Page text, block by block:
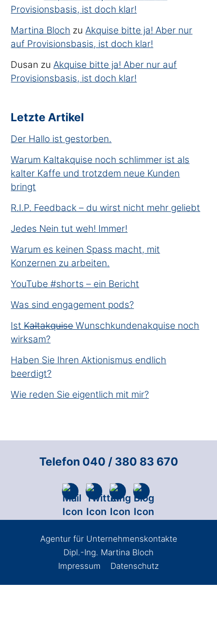
Provisionsbasis, ist doch klar!
Martina Bloch zu Akquise bitte ja! Aber nur
auf Provisionsbasis, ist doch klar!
Dusan zu Akquise bitte ja! Aber nur auf
Provisionsbasis, ist doch klar!
Letzte Artikel
Der Hallo ist gestorben.
Warum Kaltakquise noch schlimmer ist als
kalter Kaffe und trotzdem neue Kunden
bringt
R.I.P. Feedback – du wirst nicht mehr geliebt
Jedes Nein tut weh! Immer!
Warum es keinen Spass macht, mit
Konzernen zu arbeiten.
YouTube #shorts – ein Bericht
Was sind engagement pods?
Ist K̶a̶l̶t̶a̶k̶q̶u̶i̶s̶e̶ Wunschkundenakquise noch
wirksam?
Haben Sie Ihren Aktionismus endlich
beerdigt?
Wie reden Sie eigentlich mit mir?
Telefon 040 / 380 83 670
Agentur für Unternehmenskontakte
Dipl.-Ing. Martina Bloch
Impressum
Datenschutz